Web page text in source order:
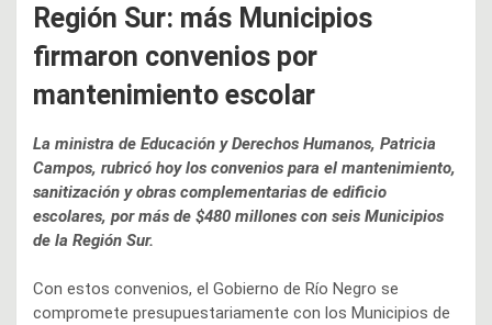
Región Sur: más Municipios
firmaron convenios por
mantenimiento escolar
La ministra de Educación y Derechos Humanos, Patricia
Campos, rubricó hoy los convenios para el mantenimiento,
sanitización y obras complementarias de edificio
escolares, por más de $480 millones con seis Municipios
de la Región Sur.
Con estos convenios, el Gobierno de Río Negro se
compromete presupuestariamente con los Municipios de